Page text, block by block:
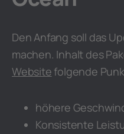
Den Anfang soll das
machen. Inhalt des
Website folgende
höhere
Konsistente